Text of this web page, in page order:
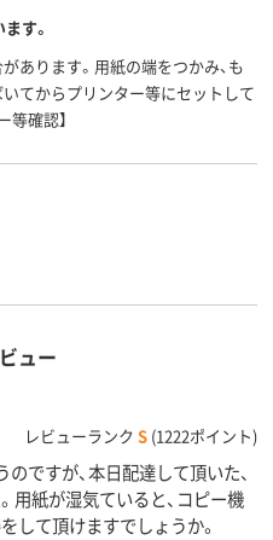
す。
あります。用紙の端をつかみ、も
てからプリンター等にセットして
等確認】
ュー
レビューランク S (1222ポイント)
ですが、本日配達して頂いた、
用紙が湿気ていると、コピー機
して頂けますでしょうか。